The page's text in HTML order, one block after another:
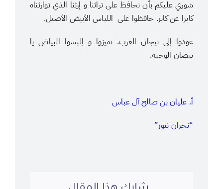
شوري عليكم بأن نحافظ على تراثنا و إرثنا الذي توارثناه
كابرا عن كابر. حافظوا على اللباس الأبيض الأصيل.
عودوا إلى تيجان العرب. تميزوا و إلبسوا البياض يا
بيضان الوجيه.
أ. عليان بن صالح آل عباس
“نجران نيوز”